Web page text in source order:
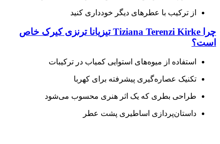
از ترکیب با عطرهای دیگر خودداری کنید
چرا Tiziana Terenzi Kirke تیزیانا ترنزی کیرک خاص
است؟
استفاده از میوه‌های استوایی کمیاب در ترکیبات
تکنیک عصاره‌گیری پیشرفته برای کهربا
طراحی بطری که یک اثر هنری محسوب می‌شود
داستان‌پردازی اساطیری پشت عطر